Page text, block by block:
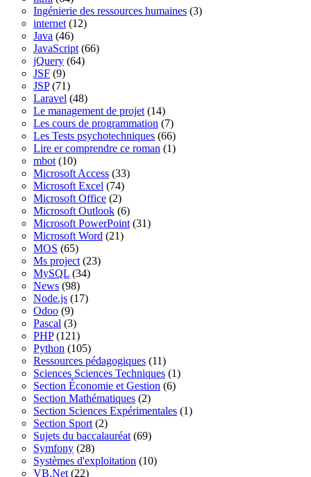
Ingénierie des ressources humaines (3)
internet (12)
Java (46)
JavaScript (66)
jQuery (64)
JSF (9)
JSP(71)
Laravel (48)
Le management de projet (14)
Les cours de programmation (7)
Les Tests psychotechniques (66)
Lire er comprendre ce roman (1)
mbot (10)
Microsoft Access (33)
Microsoft Excel (74)
Microsoft Office (2)
Microsoft Outlook (6)
Microsoft PowerPoint (31)
Microsoft Word (21)
MOS (65)
Ms project (23)
MySQL (34)
News (98)
Node.js (17)
Odoo (9)
Pascal (3)
PHP(121)
Python (105)
Ressources pédagogiques (11)
Sciences Sciences Techniques (1)
Section Économie et Gestion (6)
Section Mathématiques (2)
Section Sciences Expérimentales (1)
Section Sport (2)
Sujets du baccalauréat (69)
Symfony (28)
Systèmes d'exploitation (10)
VB.Net (22)